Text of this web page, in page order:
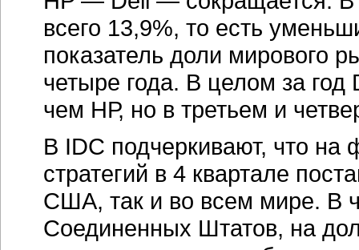
всего 13,9%, то есть
показатель доли мирового
четыре года. В целом за
чем НР, но в третьем и
В IDC подчеркивают, что на
стратегий в 4 квартале
США, так и во всем мире. В
Соединенных Штатов, на